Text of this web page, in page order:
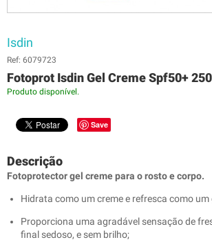
Isdin
Ref: 6079723
Fotoprot Isdin Gel Creme Spf50+
Produto disponível.
Save
Descrição
Fotoprotector gel creme para o rosto e corpo.
Hidrata como um creme e refresca como um
Proporciona uma agradável sensação de
final sedoso, e sem brilho;